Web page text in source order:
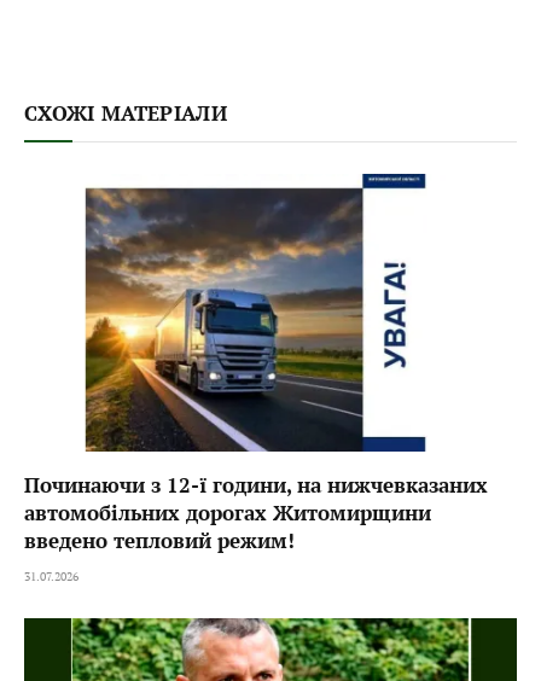
СХОЖІ МАТЕРІАЛИ
Починаючи з 12-ї години, на нижчевказаних
автомобільних дорогах Житомирщини
введено тепловий режим!
31.07.2026